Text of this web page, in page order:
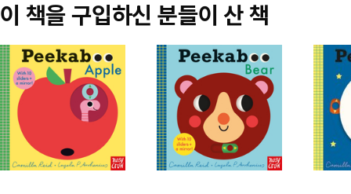
이 책을 구입하신 분들이 산 책